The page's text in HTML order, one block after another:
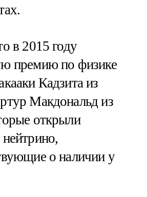
в 2015 году
премию по физике
Кадзита из
Макдональд из
открыли
о наличии у